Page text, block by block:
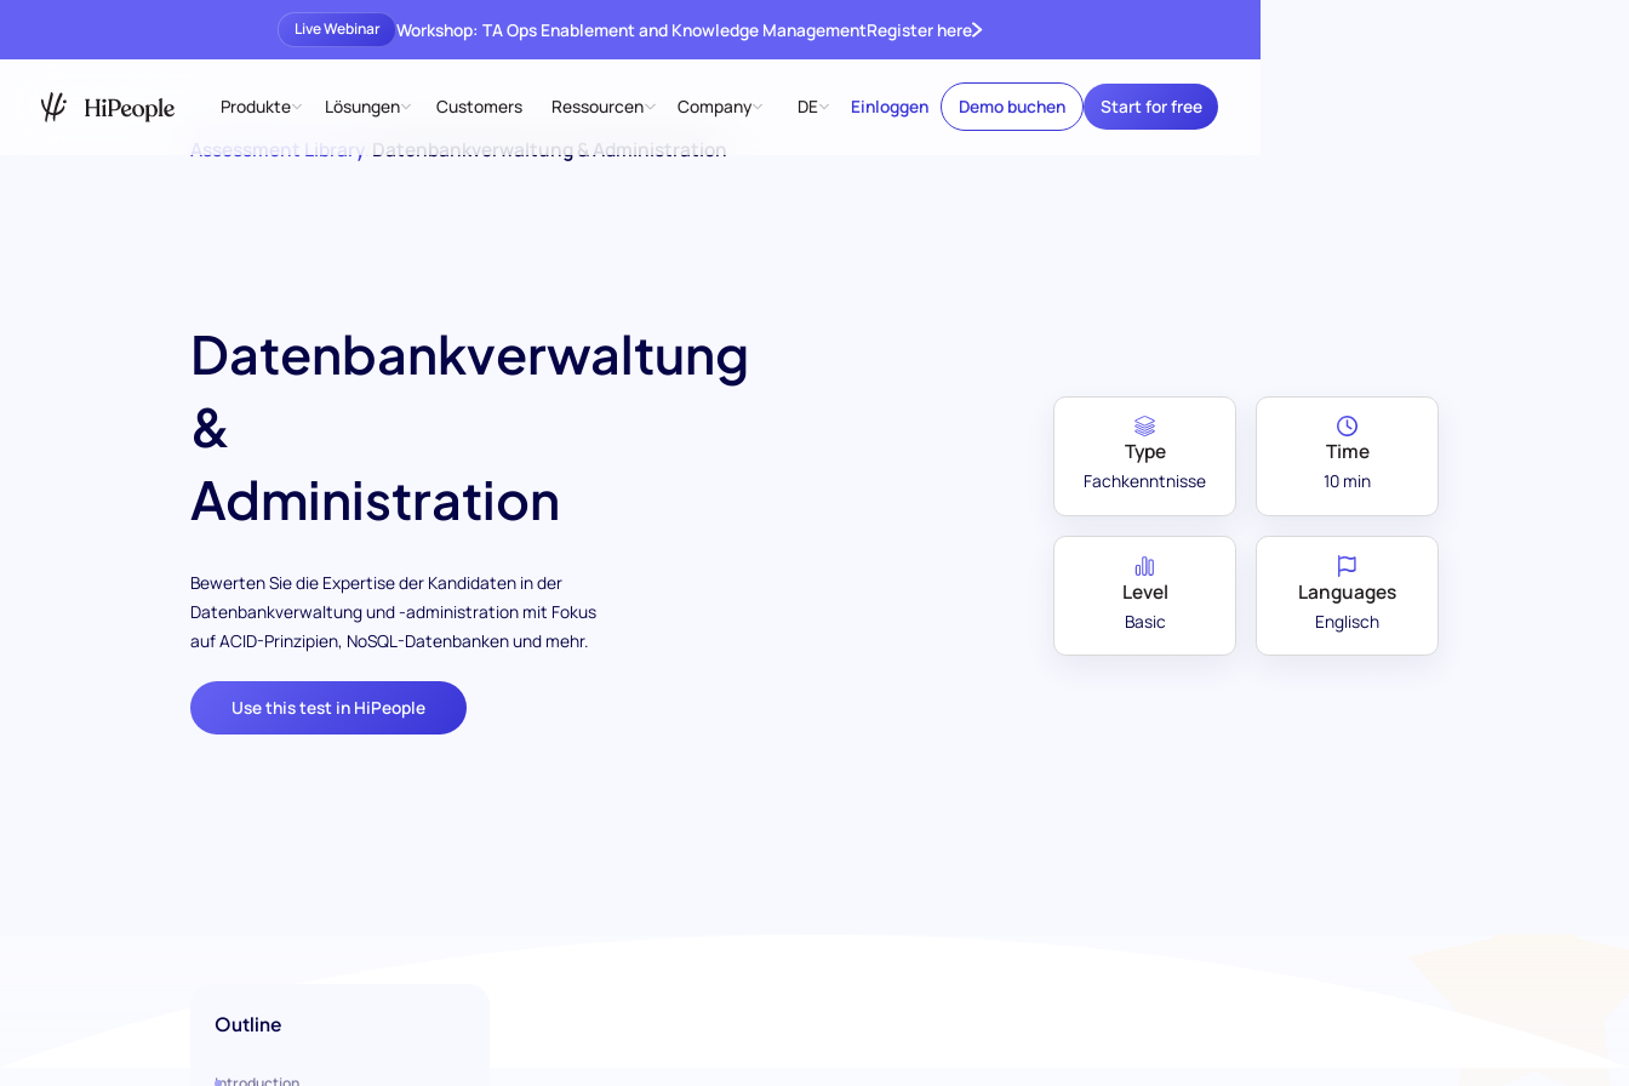
Live Webinar Workshop: TA Ops Enablement and Knowledge ManagementRegister here
Produkte Lösungen Customers Ressourcen Company DE Einloggen Demo buchen Start for free
Assessment Library Datenbankverwaltung & Administration
Datenbankverwaltung
&
Administration
Bewerten Sie die Expertise der Kandidaten in der
Datenbankverwaltung und -administration mit Fokus
auf ACID-Prinzipien, NoSQL-Datenbanken und mehr.
Use this test in HiPeople
Type
Fachkenntnisse
Time
10 min
Level
Basic
Languages
Englisch
Outline